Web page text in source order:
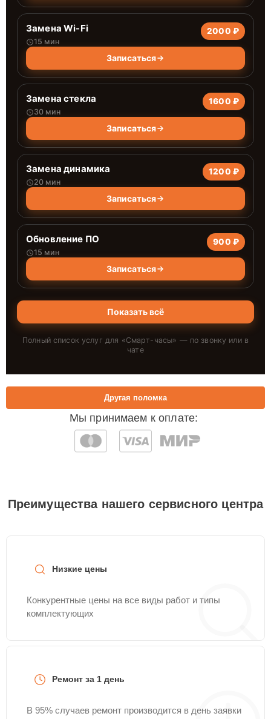
Замена Wi-Fi
15 мин
2000 ₽
Записаться
Замена стекла
30 мин
1600 ₽
Записаться
Замена динамика
20 мин
1200 ₽
Записаться
Обновление ПО
15 мин
900 ₽
Записаться
Показать всё
Полный список услуг для «Смарт-часы» — по звонку или в
чате
Мы принимаем к оплате:
Другая поломка
Преимущества нашего сервисного центра
Низкие цены
Конкурентные цены на все виды работ и типы
комплектующих
Ремонт за 1 день
В 95% случаев ремонт производится в день заявки